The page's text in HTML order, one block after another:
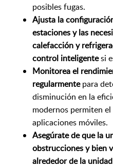
posibles fugas.
Ajusta la
estaciones y las
calefacción y
control inteligentesi
Monitorea el
regularmentepara
disminución en la
modernos permiten
aplicaciones móviles.
Asegúrate de que la
obstrucciones y bien
alrededor de la